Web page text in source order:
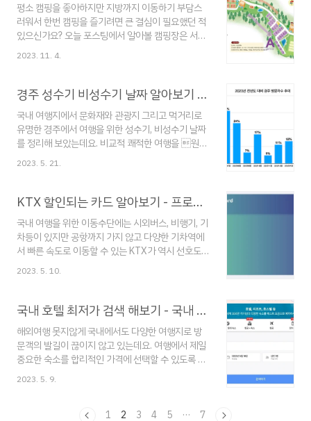
평소 캠핑을 좋아하지만 지방까지 이동하기 부담스
러워서 한번 캠핑을 즐기려면 큰 결심이 필요했던 적
있으신가요? 오늘 포스팅에서 알아볼 캠핑장은 서울
과 정말 가까운 도심에 위치한 경기도 광명시 도덕산
요! 만약 광명시민이라면 사전 예약 및 가격 할인 혜
택도 제공된다고 하니 참고하시기 바랍니다! 광명시
에서 맛집도 찾고 있다면? 광명 사거리 맛집 BEST 5
- 광명시장 주변 실패없는 맛집! 광명에 위치한 광명
사거리는 서울 구로구와 가깝게 있으며 광명시장까
지 위치하고 있어 주로 주거지역에 따른 맛집들이 많
2023. 11. 4.
경주 성수기 비성수기 날짜 알아보기 - 쾌적한 여행을 위한 준비!
국내 여행지에서 문화재와 관광지 그리고 먹거리로
유명한 경주에서 여행을 위한 성수기, 비성수기 날짜
를 정리해 보았는데요. 비교적 쾌적한 여행을 원한
다면 아래 날짜들 확인하시어 여행 계획을 준비하는
성수기 날짜도 알고싶다면? 2023.04.01 - [여행] -
전주한옥마을 성수기 / 비성수기 날짜 알아보기 전주
한옥마을 성수기 / 비성수기 날짜 알아보기 최근 코
로나 규제가 완화되면서 여행객도 늘어남에 따라 전
주한옥마을도 2021년도 대비 여행객이 큰 폭으로
증가하였는데요. 일명 여행지 눈치게임에서 이기기
2023. 5. 21.
KTX 할인되는 카드 알아보기 - 프로여행러를 위한 현명한 소비!
국내 여행을 위한 이동수단에는 시외버스, 비행기, 기
차등이 있지만 공항까지 가지 않고 다양한 기차역에
서 빠른 속도로 이동할 수 있는 KTX가 역시 선호도
가 높은데요. 하지만 최근에는 서울에서 부산까지 가
니다. 대중교통도 할인이 되는 요즘에 KTX도 할인
이 되는 혜택 좋은 카드를 정리해보았는데요. 여행이
나 먼거리 이동 시 이용하게 되는 KTX비용에 부담을
덜 수 있도록 아래 할인 적용 가능 카드들을 살펴보고
다양한 할인들과 포인트 적립을 놓치지 마세요! 카드
사로부터 별도의 지원을 받지않고 개인적인 기준으
2023. 5. 10.
국내 호텔 최저가 검색 해보기 - 국내 호텔 예약 가이드
해외여행 못지않게 국내에서도 다양한 여행지로 방
문객의 발길이 끊이지 않고 있는데요. 여행에서 제일
중요한 숙소를 합리적인 가격에 선택할 수 있도록 국
내 호텔 최저가를 알아보는 방법에 대해 설명해 보았
습니다! 최저가를 보장받을 수 제도나 여행을 위한 패
여행을 준비 중이라면 아래 포스팅도 참고해 보세요!
2023. 5. 9.
1 2 3 4 5 ··· 7